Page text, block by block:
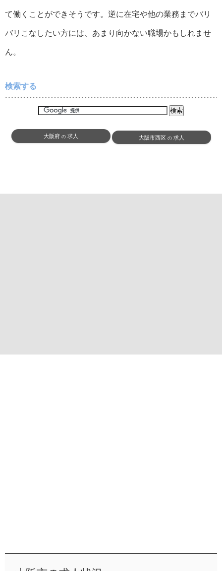
て働くことができそうです。逆に在宅や他の業務までバリ
バリこなしたい方には、あまり向かない職場かもしれませ
ん。
検索する
大阪府の 求人 大阪市西区 の 求人